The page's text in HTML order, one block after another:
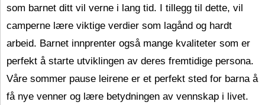
som barnet ditt vil verne i lang tid. I tillegg til dette, vil
camperne lære viktige verdier som lagånd og hardt
arbeid. Barnet innprenter også mange kvaliteter som er
perfekt å starte utviklingen av deres fremtidige persona.
Våre sommer pause leirene er et perfekt sted for barna å
få nye venner og lære betydningen av vennskap i livet.